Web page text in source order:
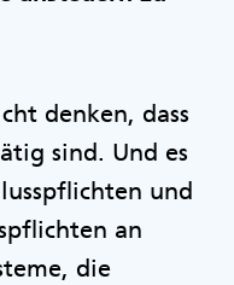
denken, dass
sind. Und es
und
an
die